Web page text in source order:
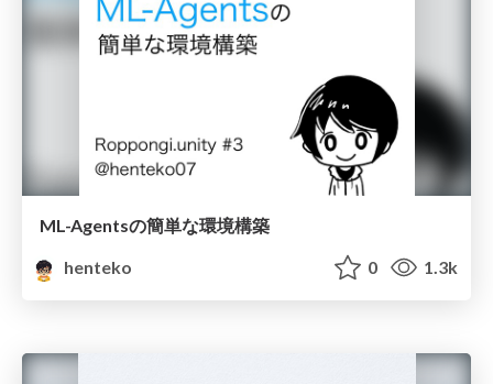
ML-Agentsの簡単な環境構築
henteko
0 1.3k